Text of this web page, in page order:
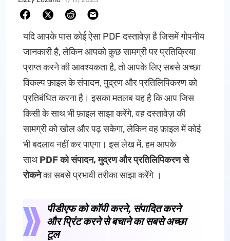
यदि आपके पास कोई ऐसा PDF दस्तावेज़ है जिसमें गोपनीय
जानकारी है, लेकिन आपको कुछ सामग्री पर प्रतिक्रिया
प्राप्त करने की आवश्यकता है, तो आपके लिए सबसे अच्छा
विकल्प फ़ाइल के संपादन, मुद्रण और प्रतिलिपिकरण को
प्रतिबंधित करना है। इसका मतलब यह है कि आप जिस
किसी के साथ भी फ़ाइल साझा करेंगे, वह दस्तावेज़ की
सामग्री को खोल और पढ़ सकेगा, लेकिन वह फ़ाइल में कोई
भी बदलाव नहीं कर पाएगा। इस लेख में, हम आपके
साथ PDF को संपादन, मुद्रण और प्रतिलिपिकरण से
रोकनेका सबसे प्रभावी तरीका साझा करेंगे ।
पीडीएफ को कॉपी करने, संपादित करने
और प्रिंट करने से बचाने का सबसे अच्छा
टूल